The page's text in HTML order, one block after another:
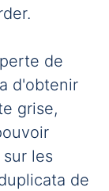
de
d'obtenir
grise,
les
de